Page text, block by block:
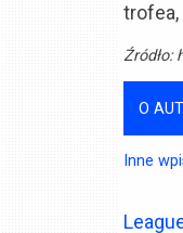
trofea,
Źródło:
O
Inne